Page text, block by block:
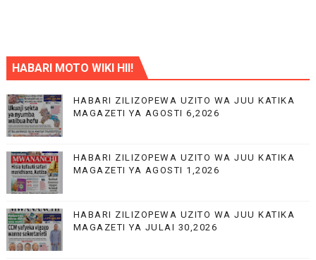
HABARI MOTO WIKI HII!
HABARI ZILIZOPEWA UZITO WA JUU KATIKA
MAGAZETI YA AGOSTI 6,2026
HABARI ZILIZOPEWA UZITO WA JUU KATIKA
MAGAZETI YA AGOSTI 1,2026
HABARI ZILIZOPEWA UZITO WA JUU KATIKA
MAGAZETI YA JULAI 30,2026